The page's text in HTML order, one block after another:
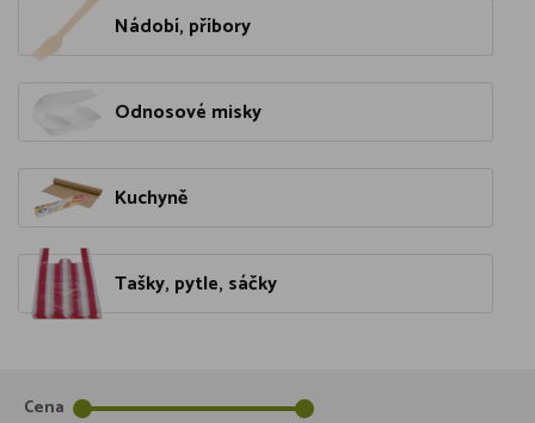
Nádobí, příbory
Odnosové misky
Kuchyně
Tašky, pytle, sáčky
Cena